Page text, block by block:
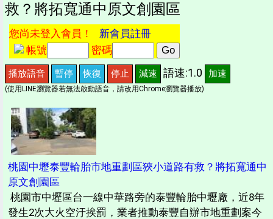
救？將拓寬通中原文創園區
您尚未登入會員！ 新會員註冊
帳號
密碼
播放語音 暫停 恢復 停止 減速 語速:1.0 加速
(使用LINE瀏覽器若無法啟動語音，請改用Chrome瀏覽器播放)
桃園中壢泰豐輪胎市地重劃區狹小道路有救？將拓寬通中
原文創園區
桃園市中壢區台一線中華路旁的泰豐輪胎中壢廠，近8年
發生2次大火空汙挨罰，業者推動泰豐自辦市地重劃案今